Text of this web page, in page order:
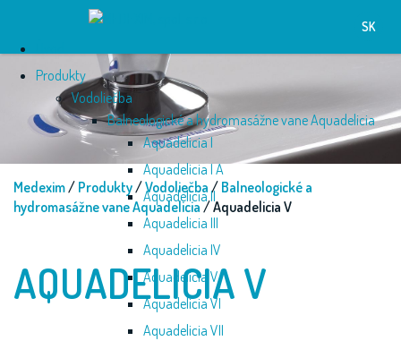
SK
Produkty
Vodoliečba
Balneologické a hydromasážne vane Aquadelicia
Aquadelicia I
Aquadelicia I A
Aquadelicia II
Aquadelicia III
Aquadelicia IV
Aquadelicia V
Aquadelicia VI
Aquadelicia VII
Medexim/ Produkty/Vodoliečba/ Balneologické a
hydromasážne vane Aquadelicia/ Aquadelicia V
AQUADELICIA V